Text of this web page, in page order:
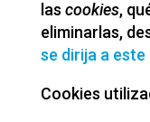
las cookies,
eliminarlas,
se dirija a este
Cookies